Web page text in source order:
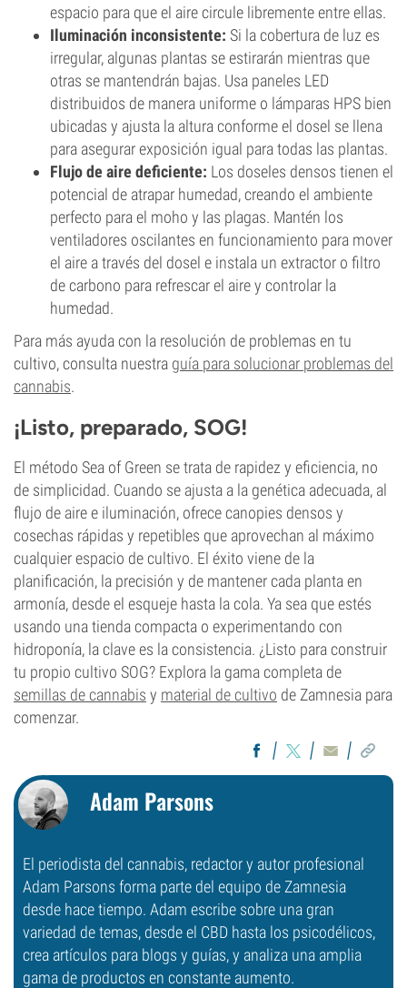
espacio para que el aire circule libremente entre ellas.
Iluminación inconsistente: Si la cobertura de luz es
irregular, algunas plantas se estirarán mientras que
otras se mantendrán bajas. Usa paneles LED
distribuidos de manera uniforme o lámparas HPS bien
ubicadas y ajusta la altura conforme el dosel se llena
para asegurar exposición igual para todas las plantas.
Flujo de aire deficiente: Los doseles densos tienen el
potencial de atrapar humedad, creando el ambiente
perfecto para el moho y las plagas. Mantén los
ventiladores oscilantes en funcionamiento para mover
el aire a través del dosel e instala un extractor o filtro
de carbono para refrescar el aire y controlar la
humedad.
Para más ayuda con la resolución de problemas en tu
cultivo, consulta nuestra guía para solucionar problemas del
cannabis.
¡Listo, preparado, SOG!
El método Sea of Green se trata de rapidez y eficiencia, no
de simplicidad. Cuando se ajusta a la genética adecuada, al
flujo de aire e iluminación, ofrece canopies densos y
cosechas rápidas y repetibles que aprovechan al máximo
cualquier espacio de cultivo. El éxito viene de la
planificación, la precisión y de mantener cada planta en
armonía, desde el esqueje hasta la cola. Ya sea que estés
usando una tienda compacta o experimentando con
hidroponía, la clave es la consistencia. ¿Listo para construir
tu propio cultivo SOG? Explora la gama completa de
semillas de cannabis y material de cultivo de Zamnesia para
comenzar.
Adam Parsons
El periodista del cannabis, redactor y autor profesional
Adam Parsons forma parte del equipo de Zamnesia
desde hace tiempo. Adam escribe sobre una gran
variedad de temas, desde el CBD hasta los psicodélicos,
crea artículos para blogs y guías, y analiza una amplia
gama de productos en constante aumento.